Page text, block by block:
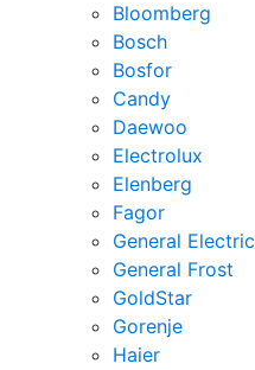
Bloomberg
Bosch
Bosfor
Candy
Daewoo
Electrolux
Elenberg
Fagor
General Electric
General Frost
GoldStar
Gorenje
Haier